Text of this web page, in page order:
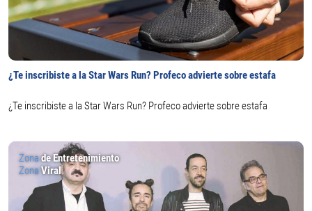
¿Te inscribiste a la Star Wars Run? Profeco advierte sobre estafa
¿Te inscribiste a la Star Wars Run? Profeco advierte sobre estafa
Zonade Entretenimiento
ZonaViral